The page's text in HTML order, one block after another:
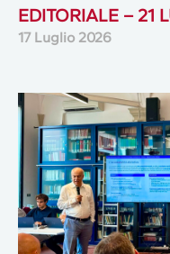
EDITORIALE – 21
17 Luglio 2026